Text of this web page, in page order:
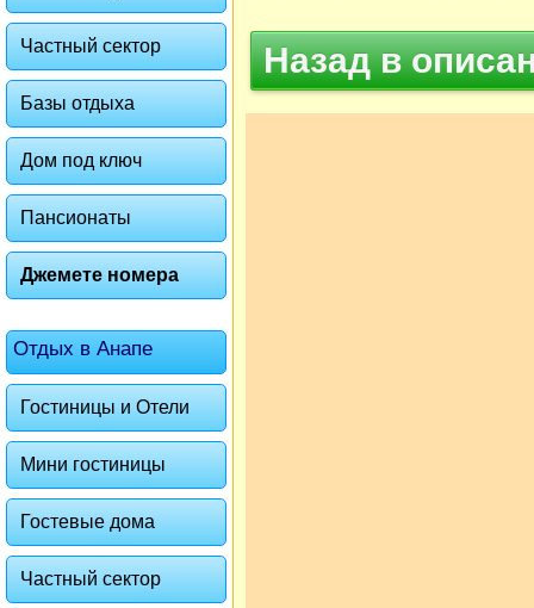
Частный сектор
Базы отдыха
Дом под ключ
Пансионаты
Джемете номера
Отдых в Анапе
Гостиницы и Отели
Мини гостиницы
Гостевые дома
Частный сектор
Назад в